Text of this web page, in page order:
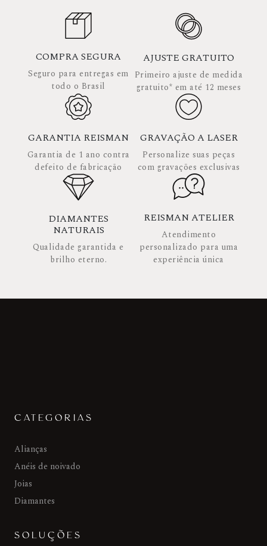
COMPRA SEGURA
Seguro para entregas em
todo o Brasil
AJUSTE GRATUITO
Primeiro ajuste de medida
gratuito* em até 12 meses
GARANTIA REISMAN
Garantia de 1 ano contra
defeito de fabricação
GRAVAÇÃO A LASER
Personalize suas peças
com gravações exclusivas
DIAMANTES
NATURAIS
Qualidade garantida e
brilho eterno.
REISMAN ATELIER
Atendimento
personalizado para uma
experiência única
CATEGORIAS
Alianças
Anéis de noivado
Joias
Diamantes
SOLUÇÕES